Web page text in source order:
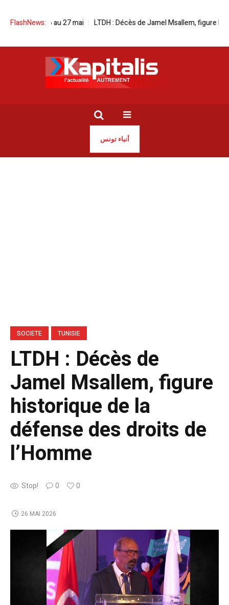
FlashNews:
du 26 au 27 mai LTDH : Décès de Jamel Msallem, figure
أنباء تونس
SOCIETE TUNISIE
LTDH : Décès de
Jamel Msallem, figure
historique de la
défense des droits de
l’Homme
Stop! 0 0
26 MAI 2026